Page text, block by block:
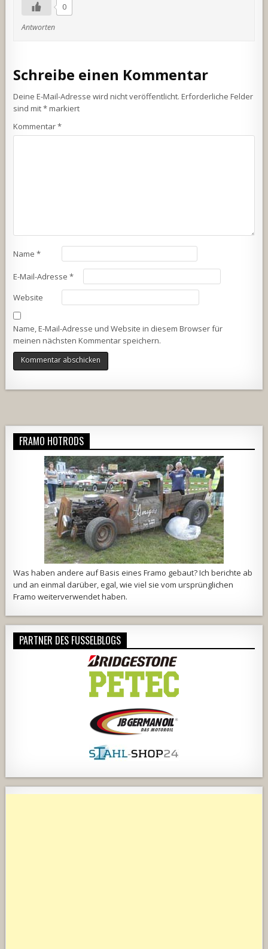
0
Antworten
Schreibe einen Kommentar
Deine E-Mail-Adresse wird nicht veröffentlicht. Erforderliche Felder
sind mit*markiert
Kommentar*
Name*
E-Mail-Adresse*
Website
Name, E-Mail-Adresse und Website in diesem Browser für
meinen nächsten Kommentar speichern.
FRAMO HOTRODS
Was haben andere auf Basis eines Framo gebaut? Ich berichte ab
und an einmal darüber, egal, wie viel sie vom ursprünglichen
Framo weiterverwendet haben.
PARTNER DES FUSSELBLOGS